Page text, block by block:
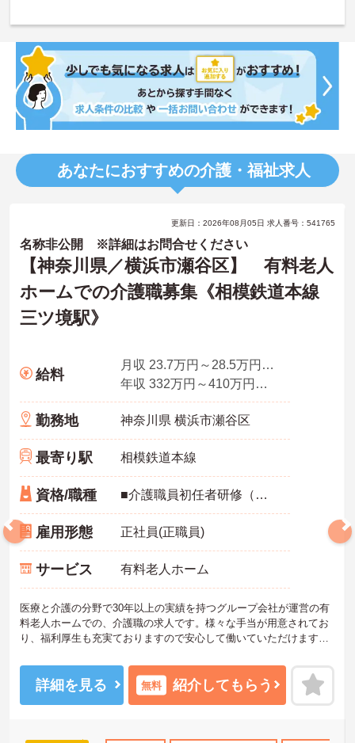
あなたにおすすめの介護・福祉求人
更新日：2026年08月05日 求人番号：541765
名称非公開 ※詳細はお問合せください
【神奈川県／横浜市瀬谷区】 有料老人
ホームでの介護職募集《相模鉄道本線
三ツ境駅》
給料
月収 23.7万円～28.5万円程度 諸手当込
年収 332万円～410万円程度（諸手当、夜勤手当5回分込み）
勤務地 神奈川県 横浜市瀬谷区
最寄り駅 相模鉄道本線
資格/職種 ■介護職員初任者研修（ヘルパー2級）以上 ※未経験可、ブランク可、新卒可 ■無資格可 ※実務経験3年程度必須
雇用形態 正社員(正職員)
サービス 有料老人ホーム
医療と介護の分野で30年以上の実績を持つグループ会社が運営の有
料老人ホームでの、介護職の求人です。様々な手当が用意されてお
り、福利厚生も充実ておりますので安心して働いていただけます。
年以上ある方は応募可能です。ご興味を持たれた方は是非お気軽に
お問い合わせ下さい。
詳細を見る 無料 紹介してもらう